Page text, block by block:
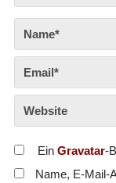
Ein Gravatar-
Name, E-Mail-